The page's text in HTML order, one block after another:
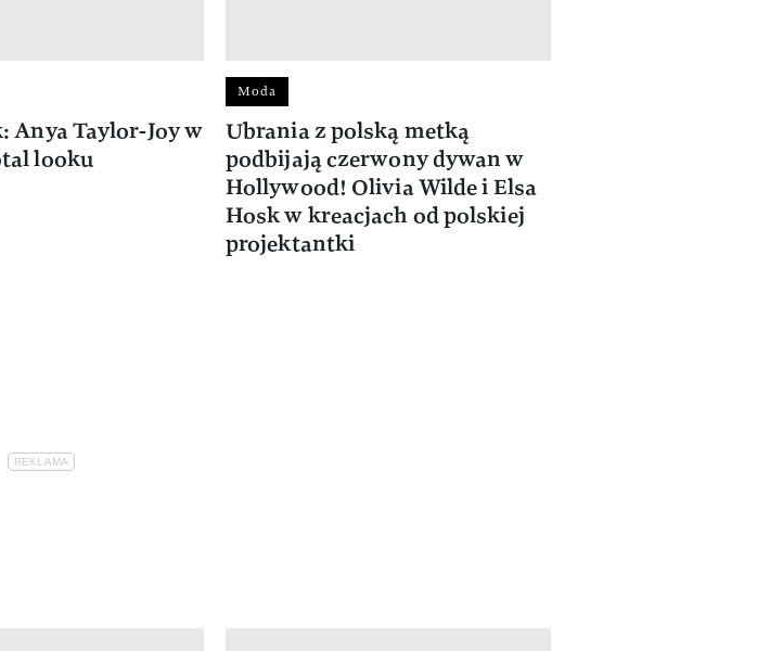
Anya Taylor-Joy w
looku
Moda
Ubrania z polską metką
podbijają czerwony dywan w
Hollywood! Olivia Wilde i Elsa
Hosk w kreacjach od polskiej
projektantki